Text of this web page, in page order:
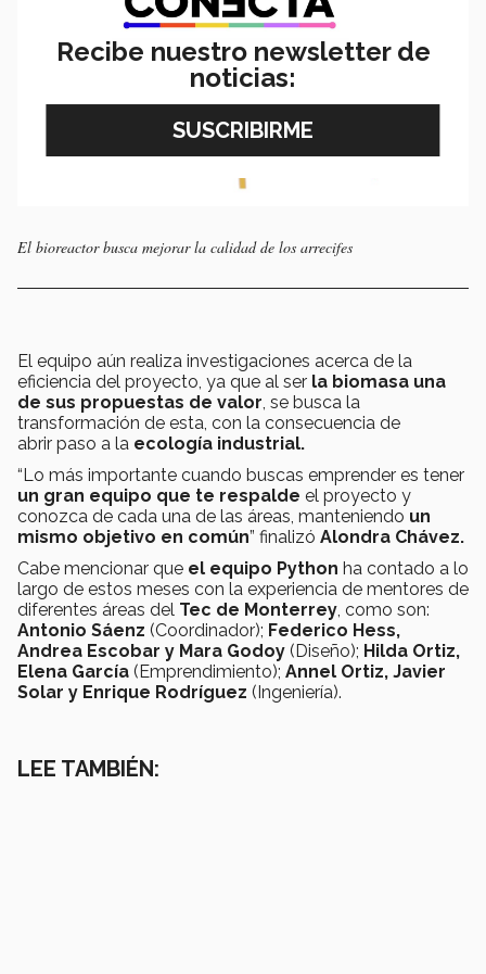
El bioreactor busca mejorar la calidad de los arrecifes
El equipo aún realiza investigaciones acerca de la
eficiencia del proyecto, ya que al ser la biomasa una
de sus propuestas de valor, se busca la
transformación de esta, con la consecuencia de
abrir paso a la ecología industrial.
“Lo más importante cuando buscas emprender es tener
un gran equipo que te respalde el proyecto y
conozca de cada una de las áreas, manteniendo un
mismo objetivo en común” finalizó Alondra Chávez.
Cabe mencionar que el equipo Python ha contado a lo
largo de estos meses con la experiencia de mentores de
diferentes áreas del Tec de Monterrey, como son:
Antonio Sáenz (Coordinador); Federico Hess,
Andrea Escobar y Mara Godoy (Diseño); Hilda Ortiz,
Elena García (Emprendimiento); Annel Ortiz, Javier
Solar y Enrique Rodríguez (Ingeniería).
LEE TAMBIÉN:
Recibe nuestro newsletter de
noticias: